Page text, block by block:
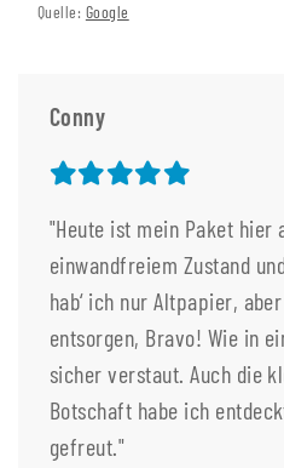
Quelle: Google
Conny
"Heute ist mein Paket hier
einwandfreiem Zustand
hab‘ ich nur Altpapier,
entsorgen, Bravo! Wie in
sicher verstaut. Auch die
Botschaft habe ich
gefreut."